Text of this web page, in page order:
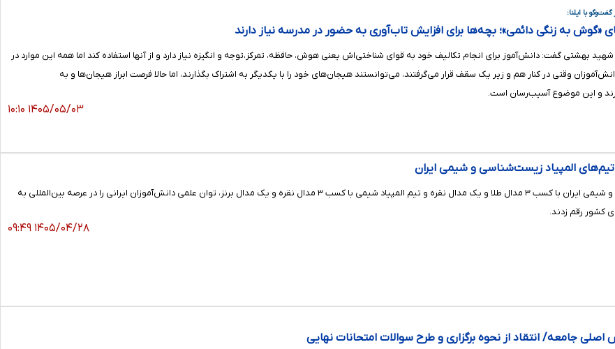
با ایلنا:
«گوش به زنگی دائمی»؛ بچه‌ها برای افزایش تاب‌آوری به حضور در مدرسه نیاز دارند
بهشتی گفت: دانش‌آموز برای انجام تکالیف خود به قوای شناختی‌اش یعنی هوش، حافظه، تمرکز،توجه و انگیزه نیاز دارد و از آنها استفاده کند اما همه این موارد در
وقتی در کنار هم و زیر یک سقف قرار می‌گرفتند، می‌توانستند هیجان‌های خود را با یکدیگر به اشتراک بگذارند، اما حالا فرصت ابراز هیجان‌ها و به
و این موضوع آسیب‌رسان است.
۱۴۰۵/۰۵/۰۳ ۱۰:۱۰
تیم‌های ملی المپیاد زیست‌شناسی و شیمی ایران با کسب ۳ مدال طلا و یک مدال نقره و تیم المپیاد شیمی با کسب ۳ مدال نقره و یک مدال برنز، توان علمی دانش‌آموزان ایرانی را در عرصه بین‌المللی به
کشور رقم زدند.
۱۴۰۵/۰۴/۲۸ ۰۹:۴۹
جامعه/ انتقاد از نحوه برگزاری و طرح سوالات امتحانات نهایی